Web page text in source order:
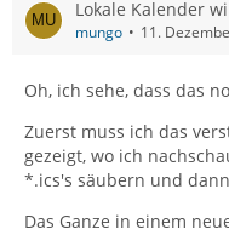
Lokale Kalender
mungo 11.
Oh, ich sehe, dass das
Zuerst muss ich das
gezeigt, wo ich
*.ics's säubern und
Das Ganze in einem